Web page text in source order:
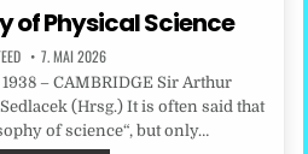
of Physical Science
7. MAI 2026
– CAMBRIDGE Sir Arthur
(Hrsg.) It is often said that
of science“, but only…